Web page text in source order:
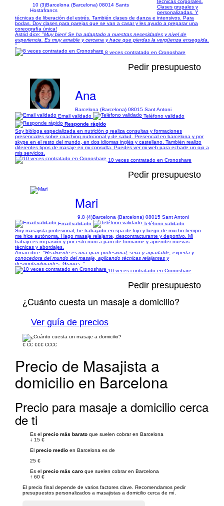
10 (3)Barcelona (Barcelona) 08014 Sants
Hostafrancs
técnicas corporales.
Clases grupales y
personalizadas. Y
técnicas de liberación del estrés. También clases de danza e intensivos. Para
bodas. Doy clases para parejas que se van a casar y les ayudo a preparar una
coreografía única!
Astrid dice: "Muy bien! Se ha adaptado a nuestras necesidades y nivel de
experiencia. Es muy amable y cercana y hace que pierdas la vergüenza enseguida.
"
8 veces contratado en Cronoshare
Pedir presupuesto
Ana
Barcelona (Barcelona) 08015 Sant Antoni
Email validado
Teléfono validado
Responde rápido
Soy bióloga especializada en nutrición q realiza consultas y formaciones
presenciales sobre coaching nutricional y de salud. Presencial en barcelona y por
skype en el resto del mundo, en dos idiomas inglés y castellano. También realizo
diferentes tipos de masaje en mi consulta. Puedes ver mi web para echarle un ojo a
mis servicios.
10 veces contratado en Cronoshare
Pedir presupuesto
Mari
9,8 (4)Barcelona (Barcelona) 08015 Sant Antoni
Email validado
Teléfono validado
Soy masajista profesional, he trabajado en spa de lujo y luego de mucho tiempo
me hice autónoma. Hago masaje relajante, descontracturante y deportivo. Mi
trabajo es mi pasión y por esto nunca paro de formarme y aprender nuevas
técnicas y abordajes.
Arnau dice: "Realmente es una gran profesional, seria y agradable, experta y
conocedora del mundo del masaje, aplicando técnicas relajantes y
descontracturantes. Gracias. "
10 veces contratado en Cronoshare
Pedir presupuesto
¿Cuánto cuesta un masaje a domicilio?
Ver guía de precios
€ €€ €€€ €€€€
Precio de Masajista a
domicilio en Barcelona
Precio para masaje a domicilio cerca
de ti
Es el precio más barato que suelen cobrar en Barcelona
↓ 15 €
El precio medio en Barcelona es de
25 €
Es el precio más caro que suelen cobrar en Barcelona
↑ 60 €
El precio final depende de varios factores clave. Recomendamos pedir
presupuestos personalizados a masajistas a domicilio cerca de mí.